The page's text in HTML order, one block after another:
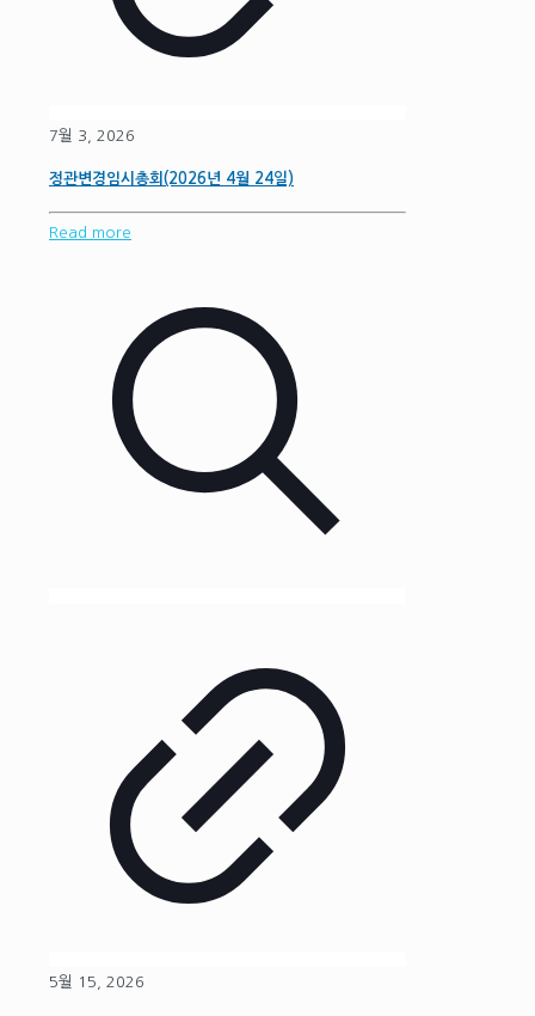
7월 3, 2026
정관변경임시총회(2026년 4월 24일)
Read more
5월 15, 2026